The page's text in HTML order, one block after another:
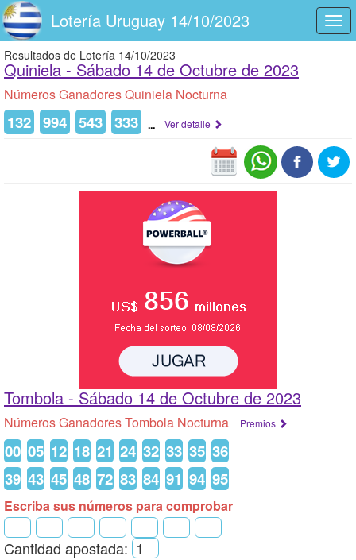
Lotería Uruguay 14/10/2023
Resultados de Lotería 14/10/2023
Quiniela - Sábado 14 de Octubre de 2023
Números Ganadores Quiniela Nocturna
132 994 543 333 ... Ver detalle
Tombola - Sábado 14 de Octubre de 2023
Números Ganadores Tombola Nocturna Premios
00 05 12 18 21 24 32 33 35 36
39 43 45 48 72 83 84 91 94 95
Escriba sus números para comprobar
Cantidad apostada: